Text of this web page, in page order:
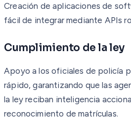
Creación de aplicaciones de
fácil de integrar mediante APIs
Cumplimiento de la ley
Apoyo a los oficiales de policía
rápido, garantizando que las
la ley reciban inteligencia
reconocimiento de matrículas.